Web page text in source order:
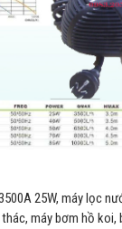
25W, máy lọc
máy bơm hồ koi,